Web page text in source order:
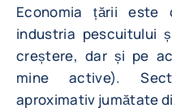
Economia țării
industria pescuitului
creștere, dar și pe
mine active).
aproximativ jumătate